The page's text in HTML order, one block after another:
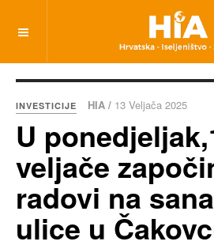
INVESTICIJE HIA / 13 Veljača 2025
U
veljače
radovi na
ulice u